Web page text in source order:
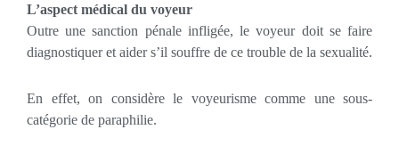
L’aspect médical du voyeur
Outre une sanction pénale infligée, le voyeur doit se faire
diagnostiquer et aider s’il souffre de ce trouble de la sexualité.
En effet, on considère le voyeurisme comme une sous-
catégorie de paraphilie.